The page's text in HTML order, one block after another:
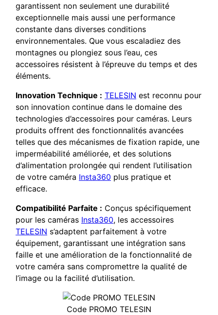
garantissent non seulement une durabilité
exceptionnelle mais aussi une performance
constante dans diverses conditions
environnementales. Que vous escaladiez des
montagnes ou plongiez sous l’eau, ces
accessoires résistent à l’épreuve du temps et des
éléments.
Innovation Technique : TELESIN est reconnu pour
son innovation continue dans le domaine des
technologies d’accessoires pour caméras. Leurs
produits offrent des fonctionnalités avancées
telles que des mécanismes de fixation rapide, une
imperméabilité améliorée, et des solutions
d’alimentation prolongée qui rendent l’utilisation
de votre caméra Insta360 plus pratique et
efficace.
Compatibilité Parfaite : Conçus spécifiquement
pour les caméras Insta360, les accessoires
TELESIN s’adaptent parfaitement à votre
équipement, garantissant une intégration sans
faille et une amélioration de la fonctionnalité de
votre caméra sans compromettre la qualité de
l’image ou la facilité d’utilisation.
Code PROMO TELESIN